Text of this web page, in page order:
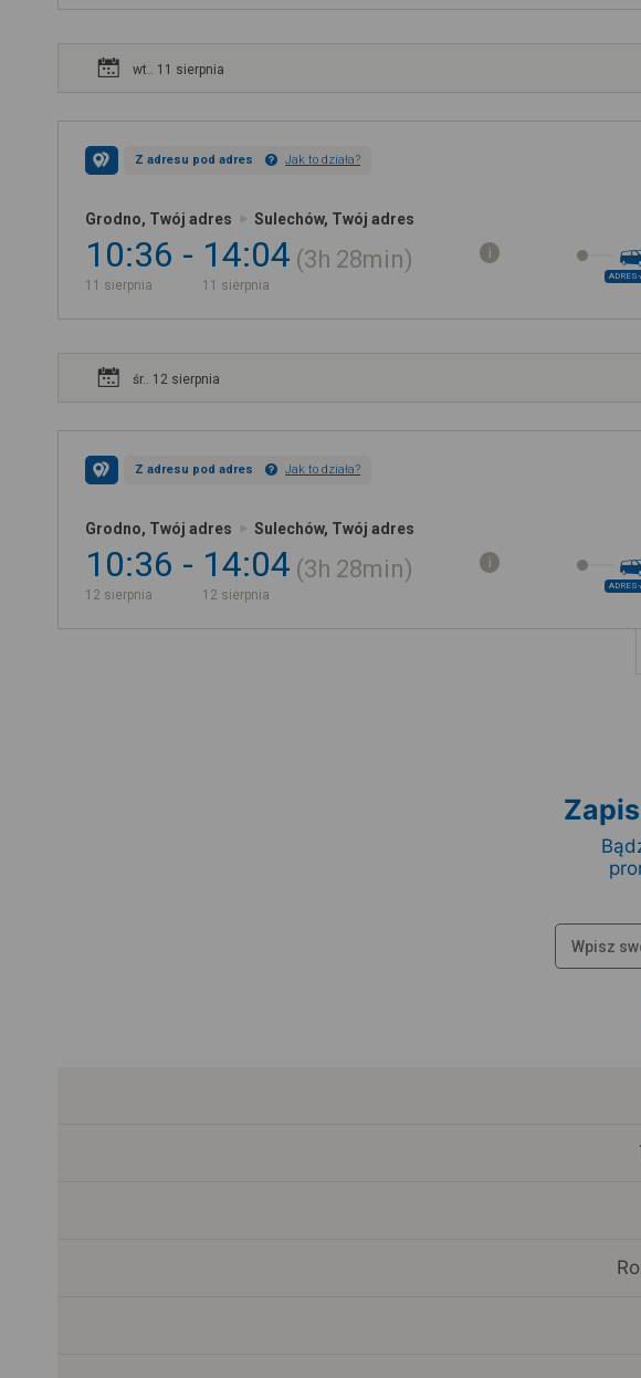
wt.. 11 sierpnia
Z adresu pod adres Jak to działa?
Grodno, Twój adres Sulechów, Twój adres
10:36
11 sierpnia
14:04
11 sierpnia
3h 28min
śr.. 12 sierpnia
Z adresu pod adres Jak to działa?
Grodno, Twój adres Sulechów, Twój adres
10:36
12 sierpnia
14:04
12 sierpnia
3h 28min